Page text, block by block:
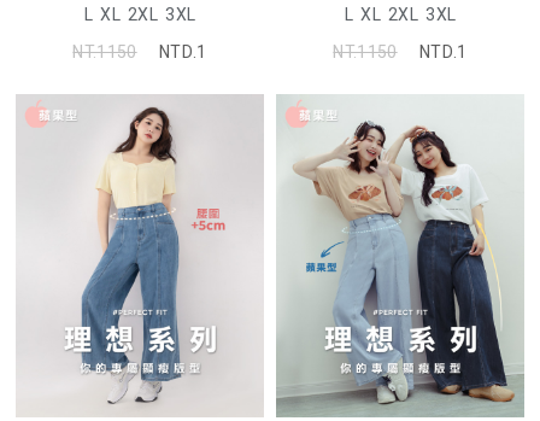
L XL 2XL 3XL
NT.1150
NTD.1
L XL 2XL 3XL
NT.1150
NTD.1